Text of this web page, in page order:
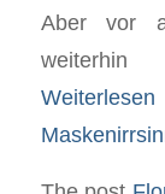
Aber vor